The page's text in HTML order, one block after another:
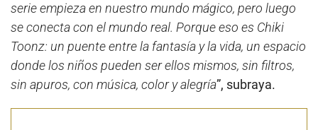
serie empieza en nuestro mundo mágico, pero luego
se conecta con el mundo real. Porque eso es Chiki
Toonz: un puente entre la fantasía y la vida, un espacio
donde los niños pueden ser ellos mismos, sin filtros,
sin apuros, con música, color y alegría”, subraya.